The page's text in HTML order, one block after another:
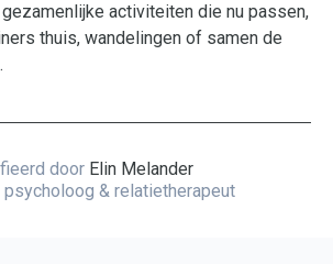
activiteiten die nu passen,
thuis, wandelingen of samen de
door Elin Melander
psycholoog & relatietherapeut